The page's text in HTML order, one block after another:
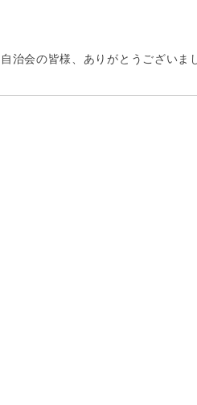
治会の皆様、ありがとうございま